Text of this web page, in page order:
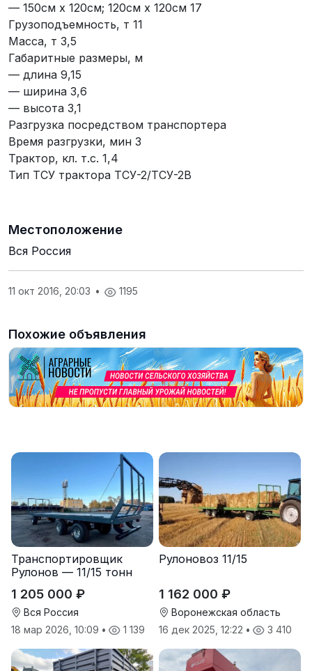
— 150см х 120см; 120см х 120см 17
Грузоподъемность, т 11
Масса, т 3,5
Габаритные размеры, м
— длина 9,15
— ширина 3,6
— высота 3,1
Разгрузка посредством транспортера
Время разгрузки, мин 3
Трактор, кл. т.с. 1,4
Тип ТСУ трактора ТСУ-2/ТСУ-2В
Местоположение
Вся Россия
11 окт 2016, 20:03 • 1195
Похожие объявления
Транспортировщик
Рулонов — 11/15 тонн
1 205 000 ₽
Вся Россия
18 мар 2026, 10:09 • 1 139
Рулоновоз 11/15
1 162 000 ₽
Воронежская область
16 дек 2025, 12:22 • 3 410